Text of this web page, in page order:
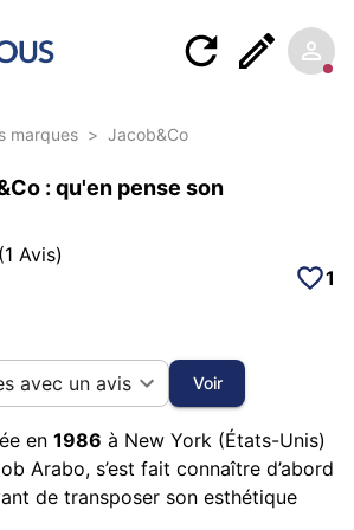
marques > Jacob&Co
: qu'en pense son
(1 Avis)
1
cette marque
avec un avis Voir
en 1986 à New York (États-Unis)
Arabo, s’est fait connaître d’abord
de transposer son esthétique